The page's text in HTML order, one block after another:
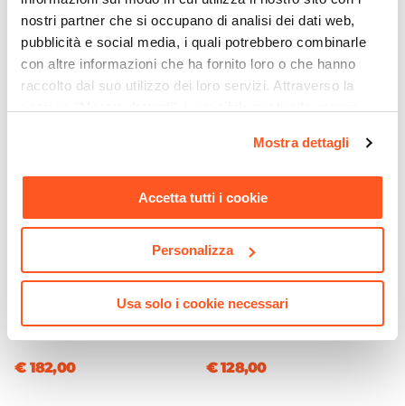
nostri partner che si occupano di analisi dei dati web,
pubblicità e social media, i quali potrebbero combinarle
con altre informazioni che ha fornito loro o che hanno
raccolto dal suo utilizzo dei loro servizi. Attraverso la
momento. Per maggiori informazioni si invita a leggere la
Mostra dettagli
Accetta tutti i cookie
Personalizza
Usa solo i cookie necessari
Cromato
Colore Profilo
Cromo
Sistema Di Apertura
Maniglia
Installazione
Filopavimento|Su piatto doccia
Pannello doccia in acciaio
idromassaggio - Luxury
€ 182,00
CODICE:
Sistema doccia da parete
miscelatore a 2 uscite
cromato - Cartesio
€ 128,00